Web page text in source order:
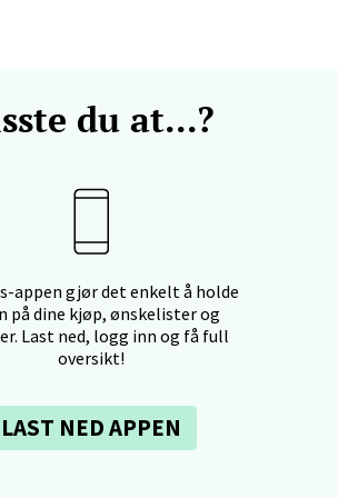
du at...?
appen gjør det enkelt å holde
på dine kjøp, ønskelister og
Last ned, logg inn og få full
oversikt!
LAST NED APPEN
- Kilden Senter
- Kvadrat